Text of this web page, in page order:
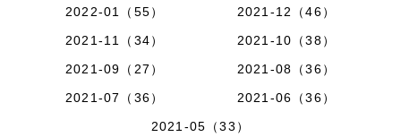
2022-01（55）
2021-12（46）
2021-11（34）
2021-10（38）
2021-09（27）
2021-08（36）
2021-07（36）
2021-06（36）
2021-05（33）